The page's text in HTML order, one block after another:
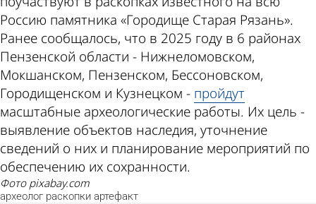
Россию памятника «Городище Старая Рязань».
Ранее сообщалось, что в 2025 году в 6 районах
Пензенской области - Нижнеломовском,
Мокшанском, Пензенском, Бессоновском,
Городищенском и Кузнецком - пройдут
масштабные археологические работы. Их цель -
выявление объектов наследия, уточнение
сведений о них и планирование мероприятий по
обеспечению их сохранности.
фото pixabay.com
археолог раскопки артефакт